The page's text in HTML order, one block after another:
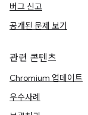
버그 신고
공개된 문제 보기
관련 콘텐츠
Chromium 업데이트
우수사례